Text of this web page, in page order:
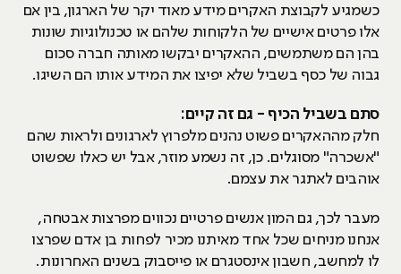
כשמגיע לקבוצת האקרים מידע מאוד יקר של הארגון, בין אם
אלו פרטים אישיים של הלקוחות שלהם או טכנולוגיות שונות
בהן הם משתמשים, ההאקרים יבקשו מאותה חברה סכום
גבוה של כסף בשביל שלא יפיצו את המידע אותו הם השיגו.
סתם בשביל הכיף - גם זה קיים:
חלק מההאקרים פשוט נהנים מלפרוץ לארגונים ולראות שהם
"אשכרה" מסוגלים. כן, זה נשמע מוזר, אבל יש כאלו שפשוט
אוהבים לאתגר את עצמם.
מעבר לכך, גם המון אנשים פרטיים נכווים מפרצות אבטחה,
אנחנו מניחים שכל אחד מאיתנו מכיר לפחות בן אדם שפרצו
לו למחשב, חשבון אינסטגרם או פייסבוק בשנים האחרונות.